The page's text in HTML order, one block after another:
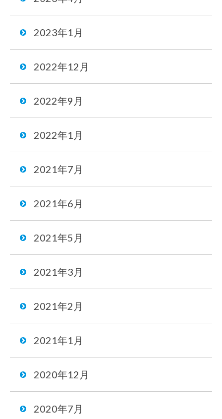
2023年1月
2022年12月
2022年9月
2022年1月
2021年7月
2021年6月
2021年5月
2021年3月
2021年2月
2021年1月
2020年12月
2020年7月